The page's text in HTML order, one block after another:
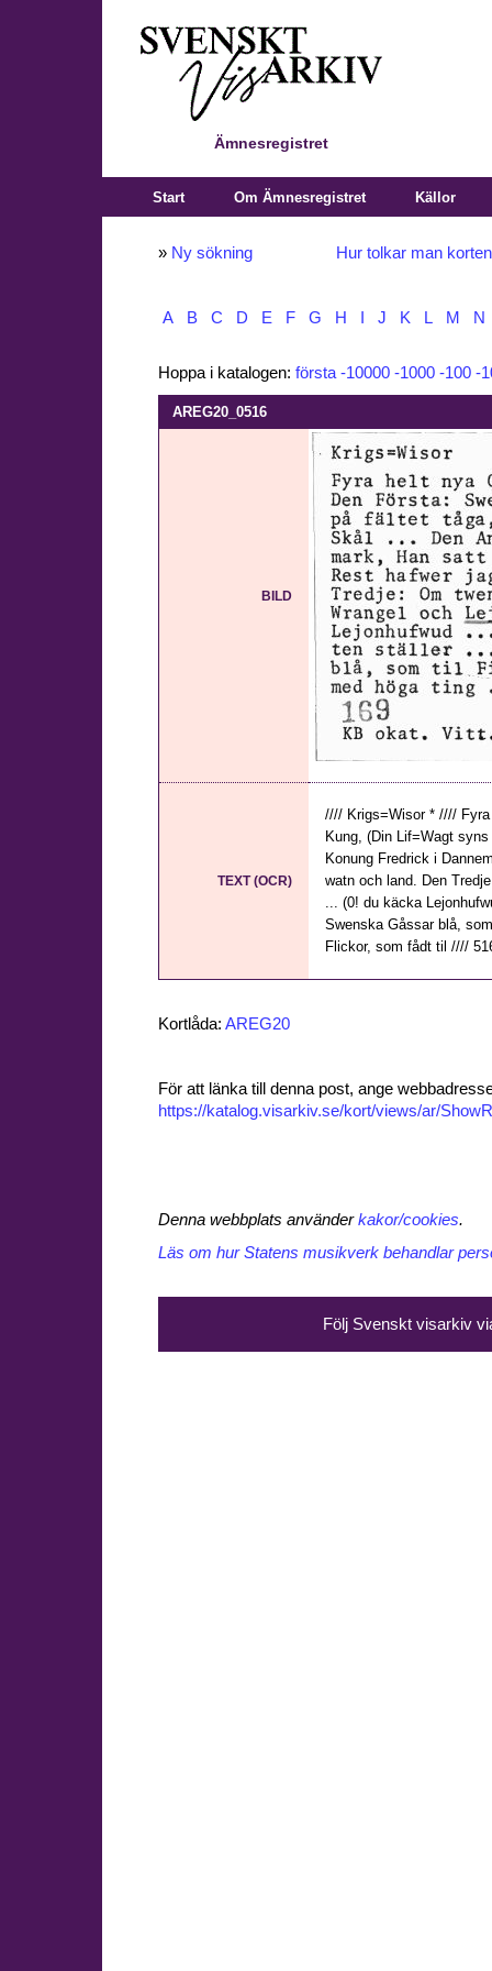
Ämnesregistret
Start Om Ämnesregistret Källor
» Ny sökning Hur tolkar man
A B C D E F G H J K L M N
Hoppa i katalogen: första -10000 -1000 -100 -
AREG20_0516
BILD
TEXT (OCR)
//// Krigs=Wisor * ////
Kung, (Din Lif=Wagt
Konung Fredrick i
watn och land. Den
... (0! du käcka
Swenska Gåssar blå,
Flickor, som fådt til ////
Kortlåda: AREG20
För att länka till denna post, ange
https://katalog.visarkiv.se/kort/views/ar/
Denna webbplats använderkakor/cookies.
Läs om hur Statens musikverk behandlar
Följ Svenskt visarkiv